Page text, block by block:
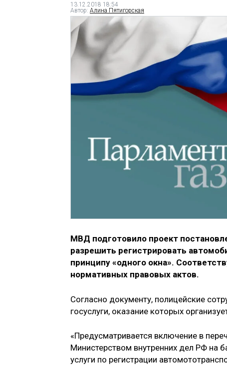
13.12.2018 18:54
Автор: Алина Пятигорская
МВД подготовило проект
разрешить регистрировать
принципу «одного окна».
нормативных правовых актов.
Согласно документу, полицейские
госуслуги, оказание которых
«Предусматривается включение в
Министерством внутренних дел РФ на
услуги по регистрации